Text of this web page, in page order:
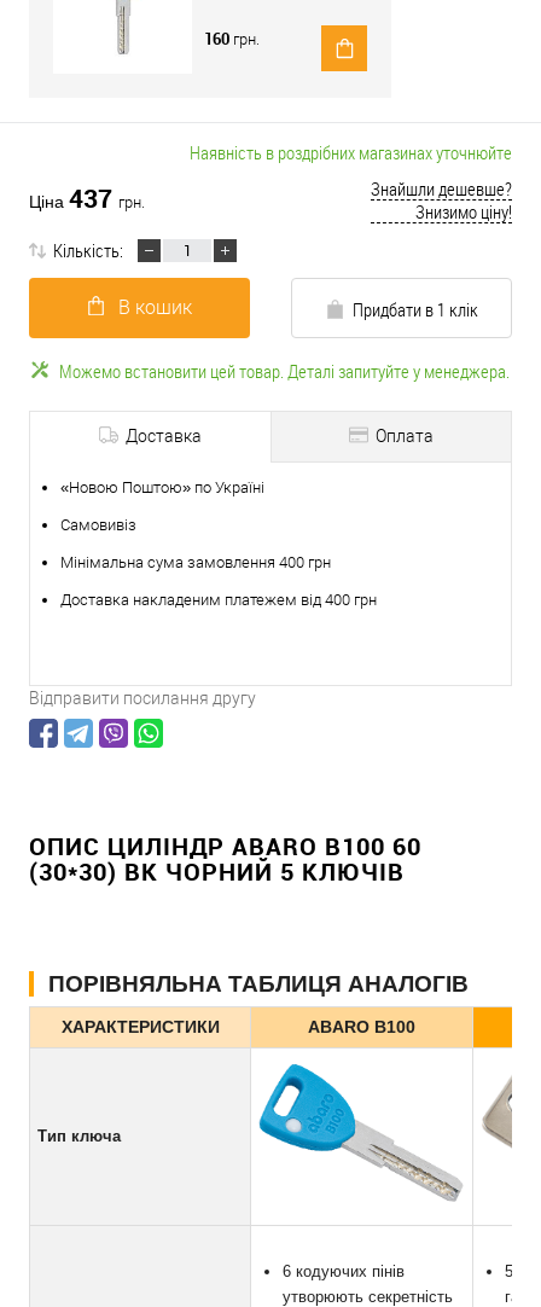
160 грн.
Наявність в роздрібних магазинах уточнюйте
Ціна 437 грн.
Знайшли дешевше?
Знизимо ціну!
Кількість:
В кошик Придбати в 1 клік
Можемо встановити цей товар. Деталі запитуйте у менеджера.
Доставка Оплата
«Новою Поштою» по Україні
Самовивіз
Мінімальна сума замовлення 400 грн
Доставка накладеним платежем від 400 грн
Відправити посилання другу
ОПИС ЦИЛІНДР ABARO B100 60
(30*30) BK ЧОРНИЙ 5 КЛЮЧІВ
ПОРІВНЯЛЬНА ТАБЛИЦЯ АНАЛОГІВ
ХАРАКТЕРИСТИКИ ABARO B100
Тип ключа
6 кодуючих пінів
утворюють секретність
5